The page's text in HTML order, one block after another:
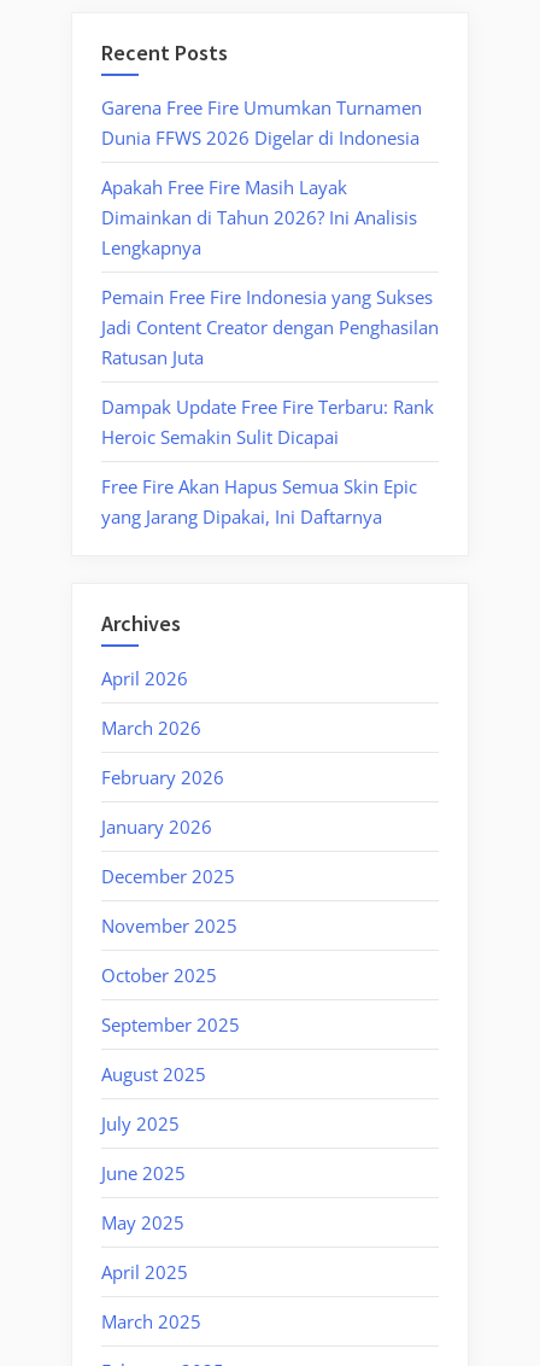
Recent Posts
Garena Free Fire Umumkan Turnamen
Dunia FFWS 2026 Digelar di Indonesia
Apakah Free Fire Masih Layak
Dimainkan di Tahun 2026? Ini Analisis
Lengkapnya
Pemain Free Fire Indonesia yang Sukses
Jadi Content Creator dengan Penghasilan
Ratusan Juta
Dampak Update Free Fire Terbaru: Rank
Heroic Semakin Sulit Dicapai
Free Fire Akan Hapus Semua Skin Epic
yang Jarang Dipakai, Ini Daftarnya
Archives
April 2026
March 2026
February 2026
January 2026
December 2025
November 2025
October 2025
September 2025
August 2025
July 2025
June 2025
May 2025
April 2025
March 2025